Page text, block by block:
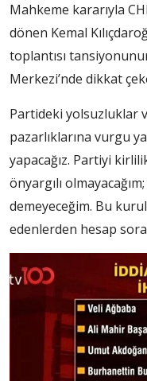
Mahkeme kararıyla
dönen Kemal
toplantısı
Merkezi’nde dikkat
Partideki yolsuzluklar
pazarlıklarına vurgu
yapacağız. Partiyi
önyargılı
demeyeceğim. Bu
edenlerden hesap